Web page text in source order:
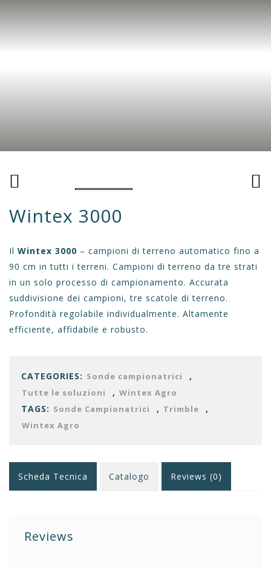
Wintex 3000
Il Wintex 3000 – campioni di terreno automatico fino a
90 cm in tutti i terreni. Campioni di terreno da tre strati
in un solo processo di campionamento. Accurata
suddivisione dei campioni, tre scatole di terreno.
Profondità regolabile individualmente. Altamente
efficiente, affidabile e robusto.
CATEGORIES: Sonde campionatrici ,
Tutte le soluzioni , Wintex Agro
TAGS: Sonde Campionatrici , Trimble ,
Wintex Agro
Reviews (0)
Scheda Tecnica Catalogo
Reviews